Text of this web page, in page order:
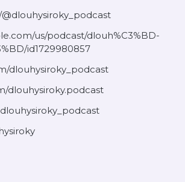
us/podcast/dlouh%C3%BD-
id1729980857
dlouhysiroky_podcast
dlouhysiroky.podcast